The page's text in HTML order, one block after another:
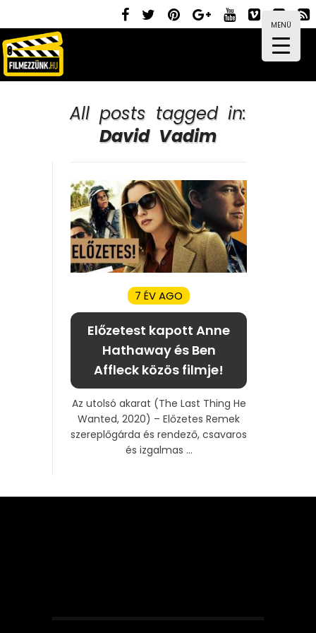
MENÜ
All posts tagged in:
David Vadim
7 ÉV AGO
Előzetest kapott Anne
Hathaway és Ben
Affleck közös filmje!
Az utolsó akarat (The Last Thing He
Wanted, 2020) – Előzetes Remek
szereplőgárda és rendező, csavaros
és izgalmas ...